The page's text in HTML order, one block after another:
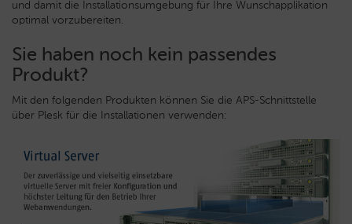
und damit die Installationsumgebung für Ihre Wunschapplikation
optimal vorzubereiten.
Sie haben noch kein passendes
Produkt?
Mit den folgenden Produkten können Sie die APS-Schnittstelle
über Plesk für die Installationen verwenden: